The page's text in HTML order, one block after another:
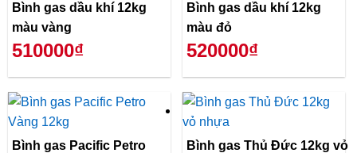
Bình gas dầu khí 12kg
màu vàng
510000₫
Bình gas dầu khí 12kg
màu đỏ
520000₫
Bình gas Pacific Petro Bình gas Thủ Đức 12kg vỏ